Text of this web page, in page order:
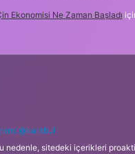
Ekonomisi Ne Zaman Başladı
@karabul
nedenle, sitedeki içerikleri